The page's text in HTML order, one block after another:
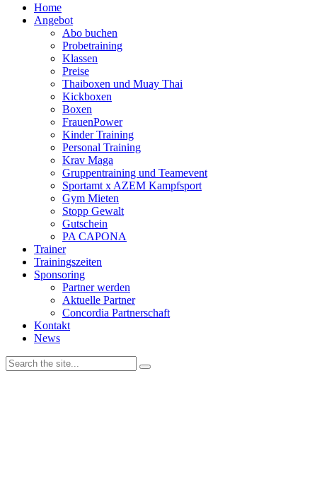
Home
Angebot
Abo buchen
Probetraining
Klassen
Preise
Thaiboxen und Muay Thai
Kickboxen
Boxen
FrauenPower
Kinder Training
Personal Training
Krav Maga
Gruppentraining und Teamevent
Sportamt x AZEM Kampfsport
Gym Mieten
Stopp Gewalt
Gutschein
PA CAPONA
Trainer
Trainingszeiten
Sponsoring
Partner werden
Aktuelle Partner
Concordia Partnerschaft
Kontakt
News